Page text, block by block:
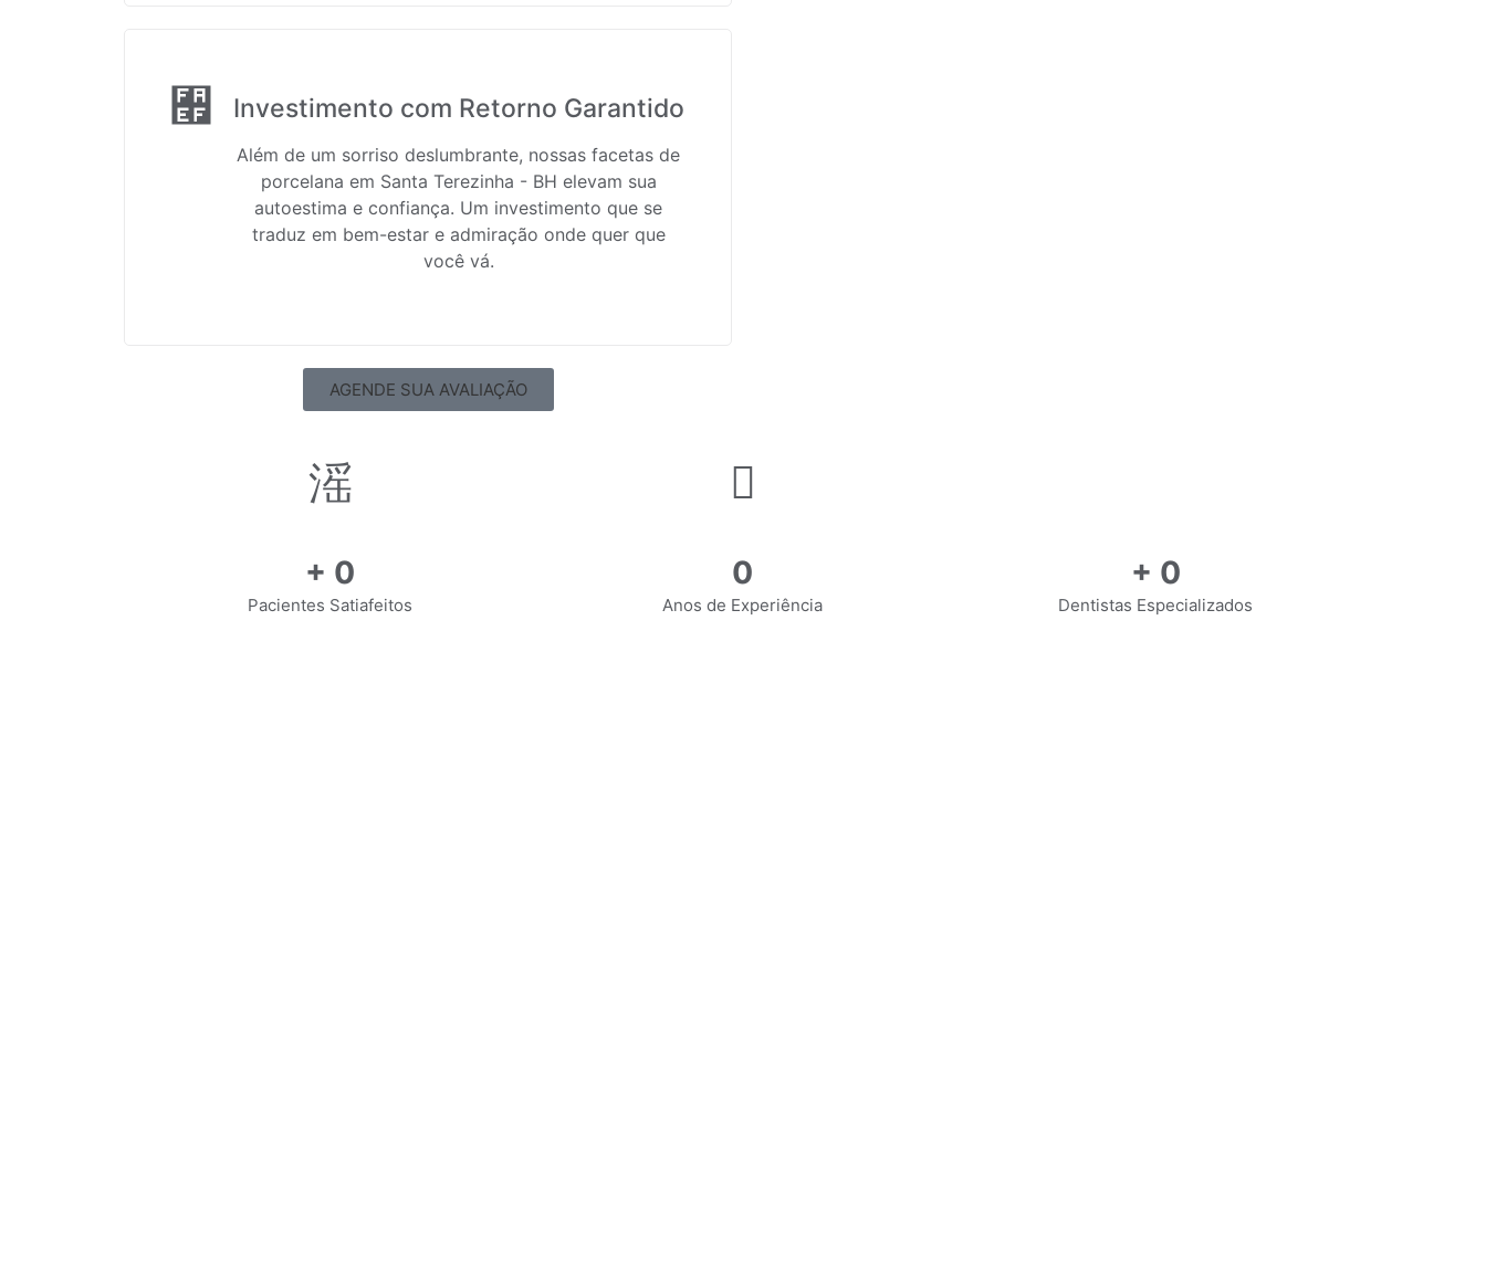
Investimento com Retorno Garantido
Além de um sorriso deslumbrante, nossas facetas de
porcelana em Santa Terezinha - BH elevam sua
autoestima e confiança. Um investimento que se
traduz em bem-estar e admiração onde quer que
você vá.
AGENDE SUA AVALIAÇÃO
+ 0
Pacientes Satiafeitos
0
Anos de Experiência
+ 0
Dentistas Especializados